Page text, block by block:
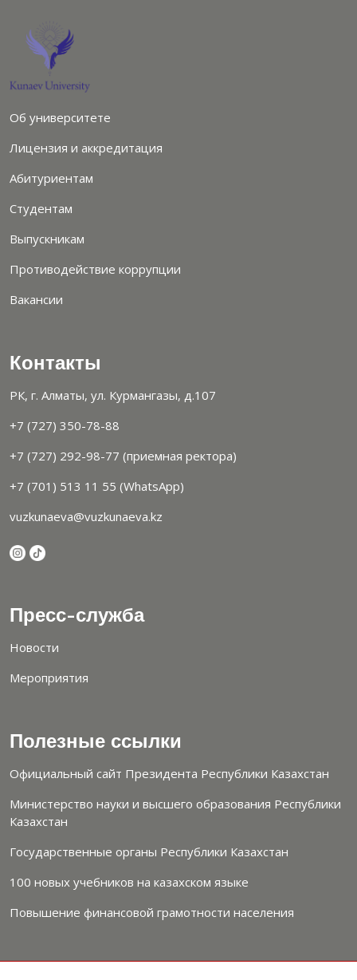
Об университете
Лицензия и аккредитация
Абитуриентам
Студентам
Выпускникам
Противодействие коррупции
Вакансии
Контакты
РК, г. Алматы, ул. Курмангазы, д.107
+7 (727) 350-78-88
+7 (727) 292-98-77 (приемная ректора)
+7 (701) 513 11 55 (WhatsApp)
vuzkunaeva@vuzkunaeva.kz
Пресс-служба
Новости
Мероприятия
Полезные ссылки
Официальный сайт Президента Республики Казахстан
Министерство науки и высшего образования Республики
Казахстан
Государственные органы Республики Казахстан
100 новых учебников на казахском языке
Повышение финансовой грамотности населения